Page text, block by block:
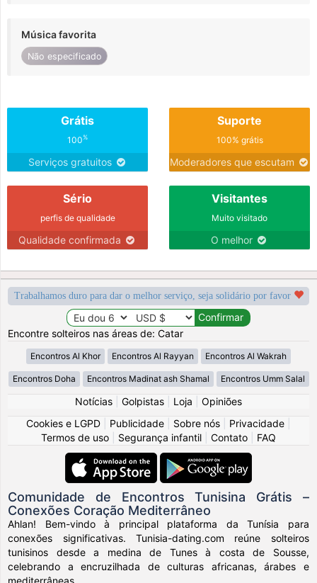
Música favorita
Não especificado
Grátis
100%
Serviços gratuitos
Suporte
100% grátis
Moderadores que escutam
Sério
perfis de qualidade
Qualidade confirmada
Visitantes
Muito visitado
O melhor
Trabalhamos duro para dar o melhor serviço, seja solidário por favor
Encontre solteiros nas áreas de: Catar
Encontros Al Khor Encontros Al Rayyan Encontros Al Wakrah
Encontros Doha Encontros Madinat ash Shamal Encontros Umm Salal
Notícias Golpistas Loja
Opiniões
Cookies e LGPD
Publicidade Sobre nós Privacidade
Termos de uso
Segurança infantil Contato FAQ
Comunidade de Encontros Tunisina Grátis –
Conexões Coração Mediterrâneo
Ahlan! Bem-vindo à principal plataforma da Tunísia para
conexões significativas. Tunisia-dating.com reúne solteiros
tunisinos desde a medina de Tunes à costa de Sousse,
celebrando a encruzilhada de culturas africanas, árabes e
mediterrâneas.